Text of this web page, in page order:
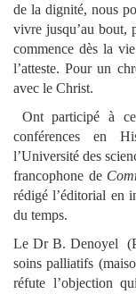
de la dignité, nous
vivre jusqu’au bout,
commence dès la
l’atteste. Pour un
avec le Christ.
Ont participé à
conférences en
l’Université des
francophone de
rédigé l’éditorial en
du temps.
Le Dr B. Denoyel
soins palliatifs
réfute l’objection